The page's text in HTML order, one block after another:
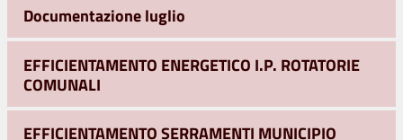
Documentazione luglio
EFFICIENTAMENTO ENERGETICO I.P. ROTATORIE
COMUNALI
EFFICIENTAMENTO SERRAMENTI MUNICIPIO